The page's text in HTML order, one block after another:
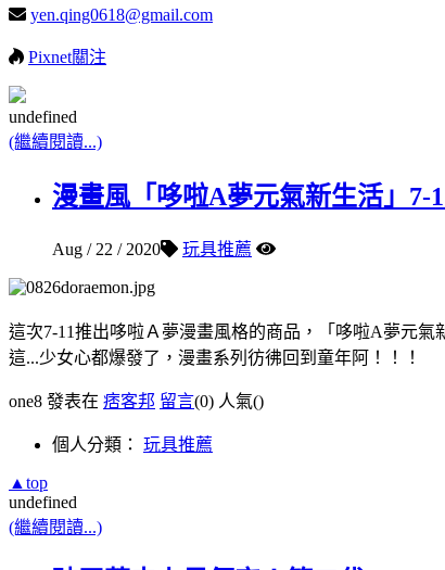
yen.qing0618@gmail.com
Pixnet關注
undefined
(繼續閱讀...)
漫畫風「哆啦A夢元氣新生活」7-
Aug / 22 / 2020 玩具推薦
這次7-11推出哆啦Ａ夢漫畫風格的商品，「哆啦A夢元氣
這...少女心都爆發了，漫畫系列彷彿回到童年阿！！！
one8 發表在 痞客邦 留言(0) 人氣()
個人分類： 玩具推薦
▲top
undefined
(繼續閱讀...)